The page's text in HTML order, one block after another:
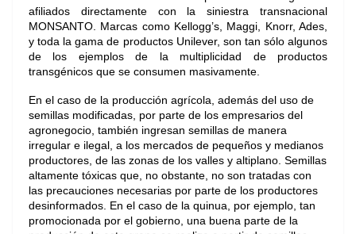
afiliados directamente con la siniestra transnacional
MONSANTO. Marcas como Kellogg’s, Maggi, Knorr, Ades,
y toda la gama de productos Unilever, son tan sólo algunos
de los ejemplos de la multiplicidad de productos
transgénicos que se consumen masivamente.
En el caso de la producción agrícola, además del uso de
semillas modificadas, por parte de los empresarios del
agronegocio, también ingresan semillas de manera
irregular e ilegal, a los mercados de pequeños y medianos
productores, de las zonas de los valles y altiplano. Semillas
altamente tóxicas que, no obstante, no son tratadas con
las precauciones necesarias por parte de los productores
desinformados. En el caso de la quinua, por ejemplo, tan
promocionada por el gobierno, una buena parte de la